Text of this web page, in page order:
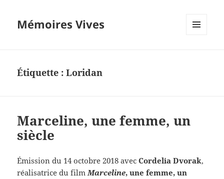
Mémoires Vives
Étiquette :Loridan
Marceline, une femme, un
siècle
Émission du 14 octobre 2018 avecCordelia Dvorak,
réalisatrice du filmMarceline, une femme, un